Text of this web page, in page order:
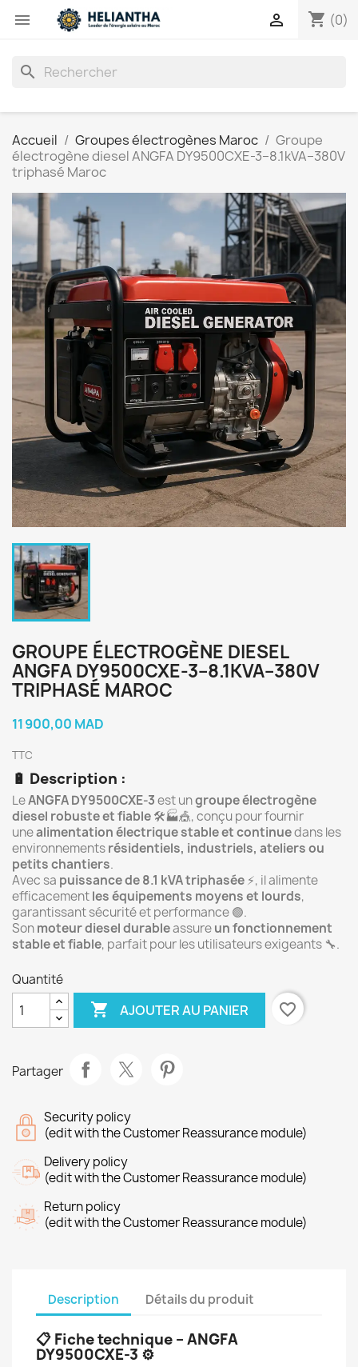
 shopping_cart (0)

search
Accueil Groupes électrogènes Maroc
Groupe
électrogène diesel ANGFA DY9500CXE-3–8.1kVA–380V
triphasé Maroc
GROUPE ÉLECTROGÈNE DIESEL
ANGFA DY9500CXE-3–8.1KVA–380V
TRIPHASÉ MAROC
11 900,00 MAD
TTC
🔋 Description :
LeANGFA DY9500CXE-3est ungroupe électrogène
diesel robuste et fiable🛠️🏭🎪, conçu pour fournir
unealimentation électrique stable et continuedans les
environnementsrésidentiels, industriels, ateliers ou
petits chantiers.
Avec sa puissance de 8.1 kVA triphasée⚡, il alimente
efficacementles équipements moyens et lourds,
garantissant sécurité et performance 🟢.
Sonmoteur diesel durableassureun fonctionnement
stable et fiable, parfait pour les utilisateurs exigeants 🔧.
Quantité
 AJOUTER AU PANIER favorite_border
Partager
Security policy
(edit with the Customer Reassurance module)
Delivery policy
(edit with the Customer Reassurance module)
Return policy
(edit with the Customer Reassurance module)
Description Détails du produit
📋 Fiche technique – ANGFA
DY9500CXE-3 ⚙️